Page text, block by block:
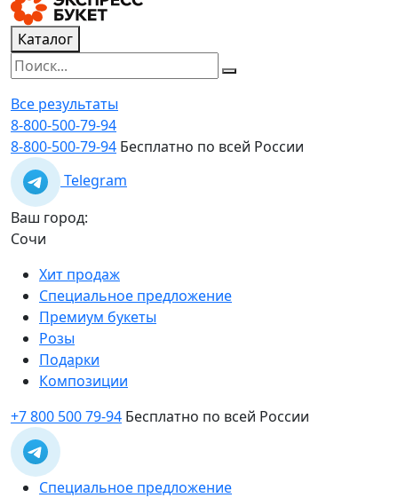
Каталог
Все результаты
8-800-500-79-94
8-800-500-79-94 Бесплатно по всей России
Telegram
Ваш город:
Сочи
Хит продаж
Специальное предложение
Премиум букеты
Розы
Подарки
Композиции
+7 800 500 79-94 Бесплатно по всей России
Специальное предложение